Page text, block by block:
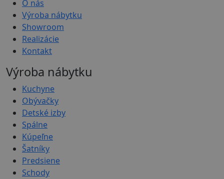
O nás
Výroba nábytku
Showroom
Realizácie
Kontakt
Výroba nábytku
Kuchyne
Obývačky
Detské izby
Spálne
Kúpeľne
Šatníky
Predsiene
Schody